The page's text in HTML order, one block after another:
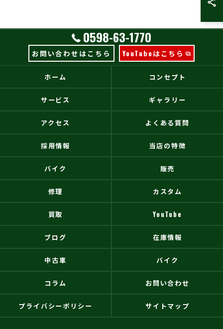
0598-63-1770
お問い合わせはこちら YouTubeはこちら
ホーム コンセプト
サービス ギャラリー
アクセス よくある質問
採用情報 当店の特徴
バイク 販売
修理 カスタム
買取 YouTube
ブログ 在庫情報
中古車 バイク
コラム お問い合わせ
プライバシーポリシー サイトマップ